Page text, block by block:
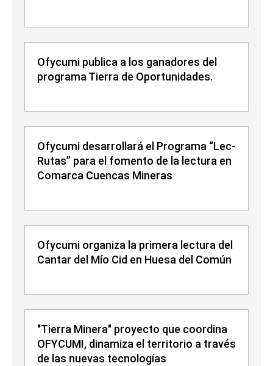
Ofycumi publica a los ganadores del
programa Tierra de Oportunidades.
Ofycumi desarrollará el Programa “Lec-
Rutas” para el fomento de la lectura en
Comarca Cuencas Mineras
Ofycumi organiza la primera lectura del
Cantar del Mío Cid en Huesa del Común
"Tierra Minera" proyecto que coordina
OFYCUMI, dinamiza el territorio a través
de las nuevas tecnologías